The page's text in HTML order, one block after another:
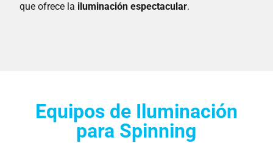
que ofrece la iluminación espectacular.
Equipos de Iluminación
para Spinning